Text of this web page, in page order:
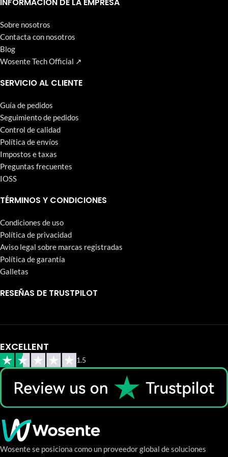
Sobre nosotros
Contacta con nosotros
Blog
Wosente Tech Official ↗
SERVICIO AL CLIENTE
Guía de pedidos
Seguimiento de pedidos
Control de calidad
Política de envíos
Impostos e taxas
Preguntas frecuentes
IOSS
TÉRMINOS Y CONDICIONES
Condiciones de uso
Política de privacidad
Aviso legal sobre marcas registradas
Política de garantía
Galletas
RESEÑAS DE TRUSTPILOT
EXCELLENT
1.5
Wosente se posiciona como un proveedor global de soluciones